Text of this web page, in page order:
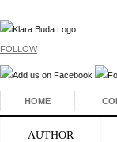
FOLLOW
HOME
AUTHOR